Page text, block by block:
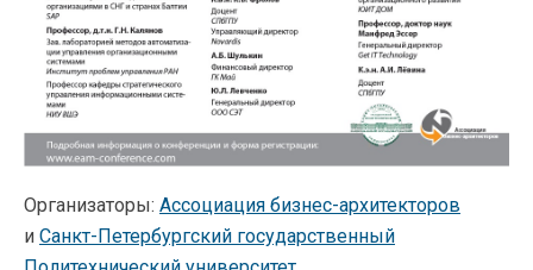
Организаторы: Ассоциация бизнес-архитекторов
и Санкт-Петербургский государственный